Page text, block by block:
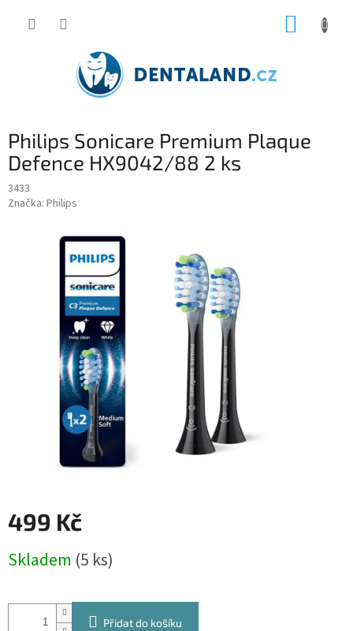
Philips Sonicare Premium Plaque
Defence HX9042/88 2 ks
3433
Značka: Philips
499 Kč
cena:
Skladem (5 ks)
Přidat do košíku